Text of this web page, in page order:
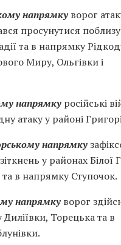
напрямку ворог
просунутися поблизу
та в напрямку
Миру, Ольгівки і
напрямку російські
атаку у районі
напрямку
у районах Білої
в напрямку Ступочок.
напрямку ворог
Диліївки, Торецька та в